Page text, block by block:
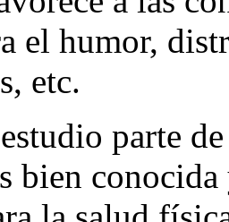
a las
el humor,
etc.
parte